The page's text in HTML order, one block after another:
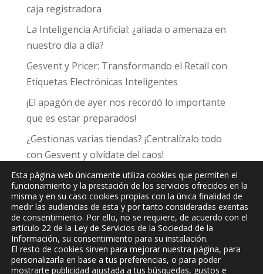
caja registradora
La Inteligencia Artificial: ¿aliada o amenaza en
nuestro día a día?
Gesvent y Pricer: Transformando el Retail con
Etiquetas Electrónicas Inteligentes
¡El apagón de ayer nos recordó lo importante
que es estar preparados!
¿Gestionas varias tiendas? ¡Centralízalo todo
con Gesvent y olvídate del caos!
JPCInformática y Comunicaciones, S.L.
Esta página web únicamente utiliza cookies que permiten el
funcionamiento y la prestación de los servicios ofrecidos en la
misma y en su caso cookies propias con la única finalidad de
medir las audiencias de esta y por tanto consideradas exentas
de consentimiento. Por ello, no se requiere, de acuerdo con el
artículo 22 de la Ley de Servicios de la Sociedad de la
Información, su consentimiento para su instalación.
El resto de cookies sirven para mejorar nuestra página, para
personalizarla en base a tus preferencias, o para poder
mostrarte publicidad ajustada a tus búsquedas, gustos e